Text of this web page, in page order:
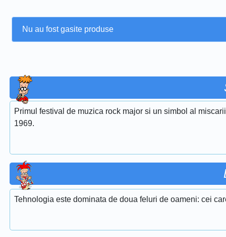
Nu au fost gasite produse
Primul festival de muzica rock major si un simbol al
1969.
Tehnologia este dominata de doua feluri de oameni: cei